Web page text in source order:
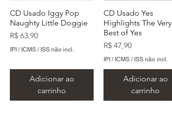
CD Usado Iggy Pop
Naughty Little Doggie
Preço
R$ 63,90
IPI / ICMS / ISS não incl.
Adicionar ao
carrinho
CD Usado Yes
Highlights The Very
Best of Yes
Preço
R$ 47,90
IPI / ICMS / ISS não incl.
Adicionar ao
carrinho